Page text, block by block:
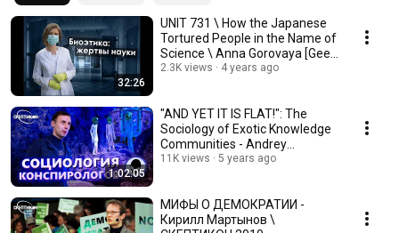
32:26
UNIT 731 \ How the Japanese
Tortured People in the Name of
Science \ Anna Gorovaya [Geek
Picnic-2...
2.3K views 4 years ago
1:02:05
"AND YET IT IS FLAT!": The
Sociology of Exotic Knowledge
Communities - Andrey
Kozhanov | SKEPTICO...
11K views 5 years ago
МИФЫ О ДЕМОКРАТИИ -
Кирилл Мартынов \